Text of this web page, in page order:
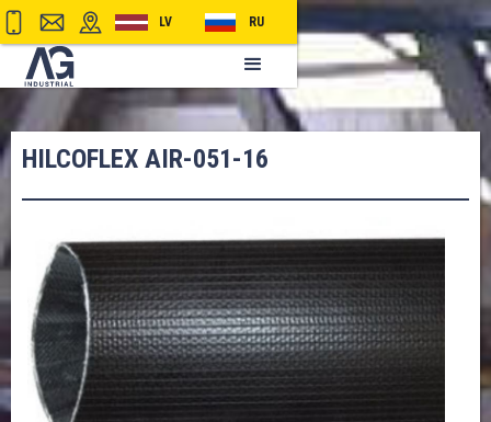
LV RU
HILCOFLEX AIR-051-16